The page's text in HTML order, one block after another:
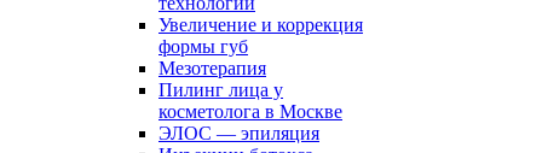
Увеличение и коррекция
формы губ
Мезотерапия
Пилинг лица у
косметолога в Москве
ЭЛОС — эпиляция